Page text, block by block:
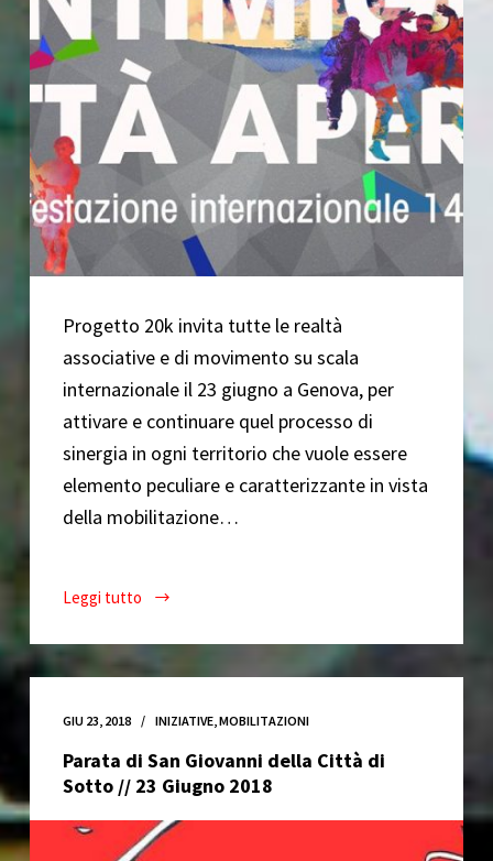
Progetto 20k invita tutte le realtà
associative e di movimento su scala
internazionale il 23 giugno a Genova, per
attivare e continuare quel processo di
sinergia in ogni territorio che vuole essere
elemento peculiare e caratterizzante in vista
della mobilitazione…
Leggi tutto
Assemblea
costruzione
mobilitazione
Ventimiglia
//
23
Giugno
GIU 23, 2018 INIZIATIVE, MOBILITAZIONI
Parata di San Giovanni della Città di
Sotto // 23 Giugno 2018